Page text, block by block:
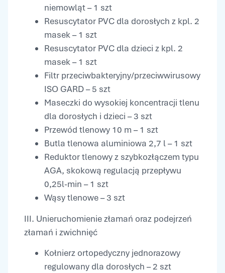
niemowląt – 1 szt
Resuscytator PVC dla dorosłych z kpl. 2
masek – 1 szt
Resuscytator PVC dla dzieci z kpl. 2
masek – 1 szt
Filtr przeciwbakteryjny/przeciwwirusowy
ISO GARD – 5 szt
Maseczki do wysokiej koncentracji tlenu
dla dorosłych i dzieci – 3 szt
Przewód tlenowy 10 m – 1 szt
Butla tlenowa aluminiowa 2,7 l – 1 szt
Reduktor tlenowy z szybkozłączem typu
AGA, skokową regulacją przepływu
0,25l-min – 1 szt
Wąsy tlenowe – 3 szt
III. Unieruchomienie złamań oraz podejrzeń
złamań i zwichnięć
Kołnierz ortopedyczny jednorazowy
regulowany dla dorosłych – 2 szt